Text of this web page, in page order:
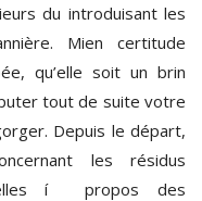
du introduisant les
Mien certitude
qu’elle soit un brin
tout de suite votre
Depuis le départ,
les résidus
í propos des